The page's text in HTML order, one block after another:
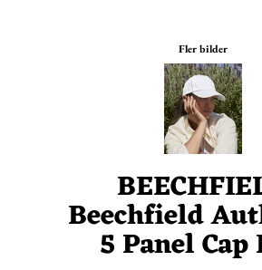
Fler bilder
Beechfield
5 Panel Cap